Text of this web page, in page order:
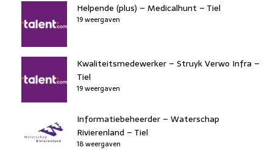
Helpende (plus) – Medicalhunt – Tiel
19 weergaven
Kwaliteitsmedewerker – Struyk Verwo Infra –
Tiel
19 weergaven
Informatiebeheerder – Waterschap
Rivierenland – Tiel
18 weergaven